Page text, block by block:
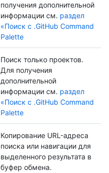
получения дополнительной
информации см. раздел
«Поиск с .GitHub Command
Palette
Поиск только проектов.
Для получения
дополнительной
информации см. раздел
«Поиск с .GitHub Command
Palette
Копирование URL-адреса
поиска или навигации для
выделенного результата в
буфер обмена.